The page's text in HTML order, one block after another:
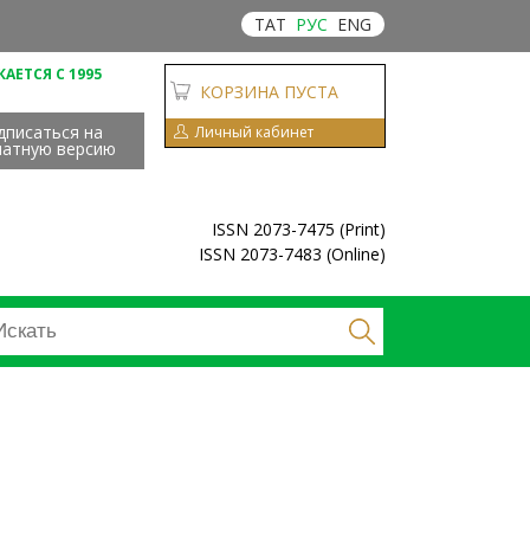
ТАТ РУС ENG
С 1995
на
версию
КОРЗИНА ПУСТА
Личный кабинет
ISSN 2073-7475 (Print)
ISSN 2073-7483 (Online)